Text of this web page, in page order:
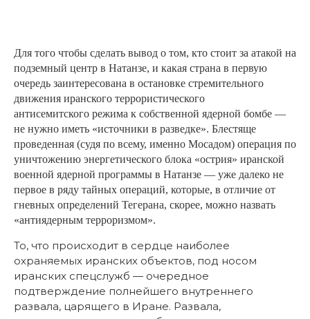
Для того чтобы сделать вывод о том, кто стоит за атакой на
подземный центр в Натанзе, и какая страна в первую
очередь заинтересована в остановке стремительного
движения иранского террористического
антисемитского режима к собственной ядерной бомбе —
не нужно иметь «источники в разведке». Блестяще
проведенная (судя по всему, именно Мосадом) операция по
уничтожению энергетического блока «острия» иранской
военной ядерной программы в Натанзе — уже далеко не
первое в ряду тайных операций, которые, в отличие от
гневных определений Тегерана, скорее, можно назвать
«антиядерным терроризмом».
То, что происходит в сердце наиболее
охраняемых иранских объектов, под носом
иранских спецслужб — очередное
подтверждение полнейшего внутреннего
развала, царящего в Иране. Развала,